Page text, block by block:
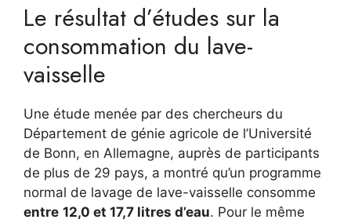
Le résultat d’études sur la
consommation du lave-
vaisselle
Une étude menée par des chercheurs du
Département de génie agricole de l’Université
de Bonn, en Allemagne, auprès de participants
de plus de 29 pays, a montré qu’un programme
normal de lavage de lave-vaisselle consomme
entre 12,0 et 17,7 litres d’eau. Pour le même